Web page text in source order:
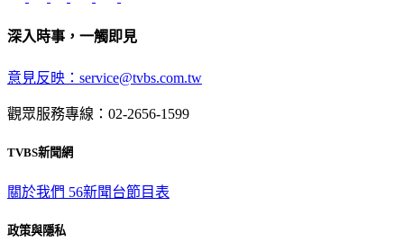
深入時事，一觸即見
意見反映：service@tvbs.com.tw
觀眾服務專線：02-2656-1599
TVBS新聞網
關於我們 56新聞台節目表
政策與隱私